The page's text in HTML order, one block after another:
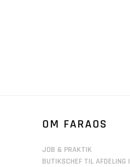
OM FARAOS
JOB & PRAKTIK
BUTIKSCHEF TIL AFDELING I